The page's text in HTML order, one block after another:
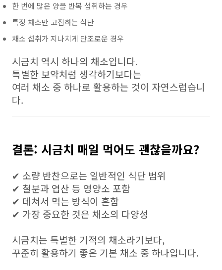
한 번에 많은 양을 반복 섭취하는 경우
특정 채소만 고집하는 식단
채소 섭취가 지나치게 단조로운 경우
시금치 역시 하나의 채소입니다.
특별한 보약처럼 생각하기보다는
여러 채소 중 하나로 활용하는 것이 자연스럽습니
다.
결론: 시금치 매일 먹어도 괜찮을까요?
✔ 소량 반찬으로는 일반적인 식단 범위
✔ 철분과 엽산 등 영양소 포함
✔ 데쳐서 먹는 방식이 흔함
✔ 가장 중요한 것은 채소의 다양성
시금치는 특별한 기적의 채소라기보다,
꾸준히 활용하기 좋은 기본 채소 중 하나입니다.